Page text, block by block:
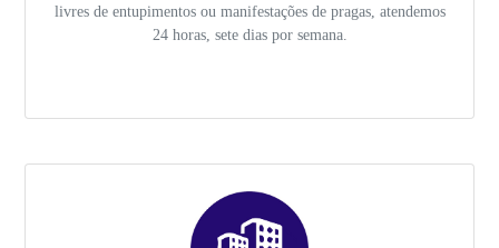
livres de entupimentos ou manifestações de pragas, atendemos
24 horas, sete dias por semana.